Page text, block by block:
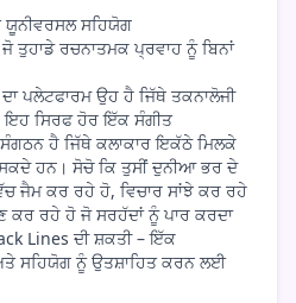
ਯੂਨੀਵਰਸਲ ਸਹਿਯੋਗ
ਰਚਨਾਤਮਕ ਪ੍ਰਵਾਹ ਨੂੰ ਬਿਨਾਂ
ਪਲੇਟਫਾਰਮ ਉਹ ਹੈ ਜਿੱਥੇ ਤਕਨਾਲੋਜੀ
ਇਹ ਸਿਰਫ ਹੋਰ ਇੱਕ ਸੰਗੀਤ
ਹੈ ਜਿੱਥੇ ਕਲਾਕਾਰ ਇਕੱਠੇ ਮਿਲਕੇ
ਹਨ। ਸੋਚੋ ਕਿ ਤੁਸੀਂ ਦੁਨੀਆ ਭਰ ਦੇ
ਜੈਮ ਕਰ ਰਹੇ ਹੋ, ਵਿਚਾਰ ਸਾਂਝੇ ਕਰ ਰਹੇ
ਕਰ ਰਹੇ ਹੋ ਜੋ ਸਰਹੱਦਾਂ ਨੂੰ ਪਾਰ ਕਰਦਾ
Lines ਦੀ ਸ਼ਕਤੀ – ਇੱਕ
ਸਹਿਯੋਗ ਨੂੰ ਉਤਸ਼ਾਹਿਤ ਕਰਨ ਲਈ